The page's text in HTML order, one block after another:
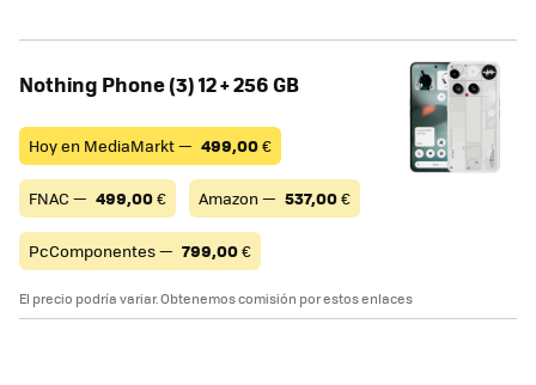
Nothing Phone (3) 12 + 256 GB
Hoy en MediaMarkt — 499,00€
FNAC — 499,00€ Amazon — 537,00€
PcComponentes — 799,00€
El precio podría variar. Obtenemos comisión por estos enlaces